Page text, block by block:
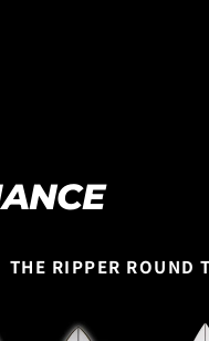
THE RIPPER ROUND